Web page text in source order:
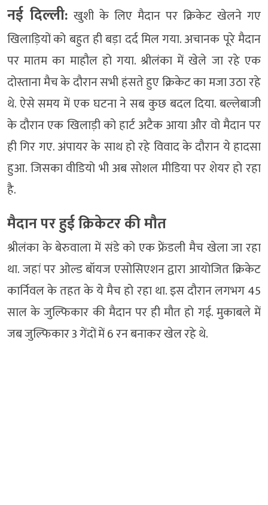
नई दिल्ली: खुशी के लिए मैदान पर क्रिकेट खेलने गए
खिलाड़ियों को बहुत ही बड़ा दर्द मिल गया. अचानक पूरे मैदान
पर मातम का माहौल हो गया. श्रीलंका में खेले जा रहे एक
दोस्ताना मैच के दौरान सभी हंसते हुए क्रिकेट का मजा उठा रहे
थे. ऐसे समय में एक घटना ने सब कुछ बदल दिया. बल्लेबाजी
के दौरान एक खिलाड़ी को हार्ट अटैक आया और वो मैदान पर
ही गिर गए. अंपायर के साथ हो रहे विवाद के दौरान ये हादसा
हुआ. जिसका वीडियो भी अब सोशल मीडिया पर शेयर हो रहा
है.
मैदान पर हुई क्रिकेटर की मौत
श्रीलंका के बेरुवाला में संडे को एक फ्रेंडली मैच खेला जा रहा
था. जहां पर ओल्ड बॉयज एसोसिएशन द्वारा आयोजित क्रिकेट
कार्निवल के तहत के ये मैच हो रहा था. इस दौरान लगभग 45
साल के जुल्फिकार की मैदान पर ही मौत हो गई. मुकाबले में
जब जुल्फिकार 3 गेंदों में 6 रन बनाकर खेल रहे थे.